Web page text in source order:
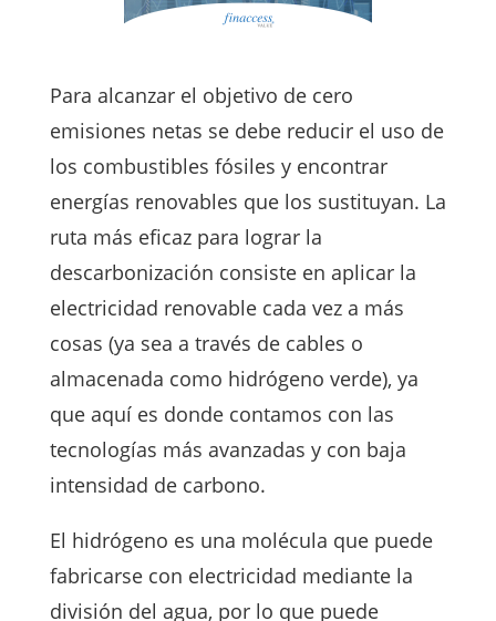
Para alcanzar el objetivo de cero
emisiones netas se debe reducir el uso de
los combustibles fósiles y encontrar
energías renovables que los sustituyan. La
ruta más eficaz para lograr la
descarbonización consiste en aplicar la
electricidad renovable cada vez a más
cosas (ya sea a través de cables o
almacenada como hidrógeno verde), ya
que aquí es donde contamos con las
tecnologías más avanzadas y con baja
intensidad de carbono.
El hidrógeno es una molécula que puede
fabricarse con electricidad mediante la
división del agua, por lo que puede